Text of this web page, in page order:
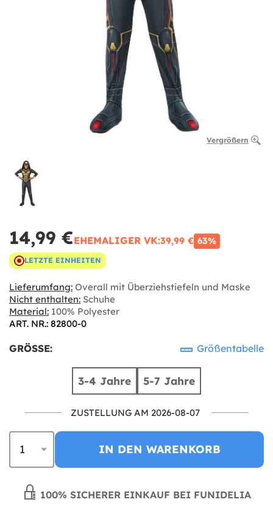
Vergrößern
14,99 €EHEMALIGER VK:39,99 € 63%
LETZTE EINHEITEN
Lieferumfang: Overall mit Überziehstiefeln und Maske
Nicht enthalten: Schuhe
Material: 100% Polyester
ART. NR.: 82800-0
GRÖSSE: Größentabelle
3-4 Jahre 5-7 Jahre
ZUSTELLUNG AM 2026-08-07
IN DEN WARENKORB
100% SICHERER EINKAUF BEI FUNIDELIA